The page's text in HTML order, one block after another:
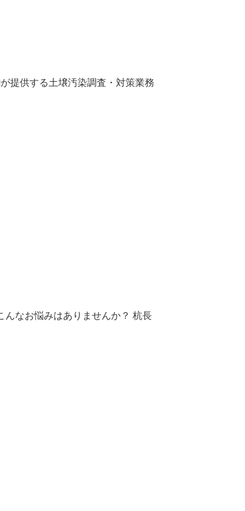
提供する土壌汚染調査・対策業務
んなお悩みはありませんか？ 杭長